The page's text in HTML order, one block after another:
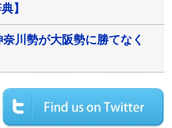
】
川勢が大阪勢に勝てなく